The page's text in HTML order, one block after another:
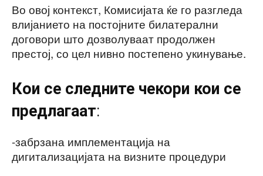
Во овој контекст, Комисијата ќе го разгледа
влијанието на постојните билатерални
договори што дозволуваат продолжен
престој, со цел нивно постепено укинување.
Кои се следните чекори кои се
предлагаат:
-забрзана имплементација на
дигитализацијата на визните процедури